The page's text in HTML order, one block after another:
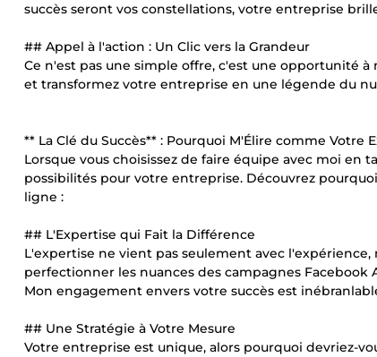
succès seront vos constellations, votre entreprise
## Appel à l'action : Un Clic vers la Grandeur
Ce n'est pas une simple offre, c'est une opportunité
et transformez votre entreprise en une légende du
** La Clé du Succès** : Pourquoi M'Élire comme Votre
Lorsque vous choisissez de faire équipe avec moi en
possibilités pour votre entreprise. Découvrez
ligne :
## L'Expertise qui Fait la Différence
L'expertise ne vient pas seulement avec
perfectionner les nuances des campagnes
Mon engagement envers votre succès est
## Une Stratégie à Votre Mesure
Votre entreprise est unique, alors pourquoi devriez-